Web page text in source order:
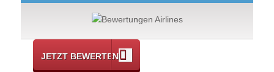
JETZT BEWERTEN